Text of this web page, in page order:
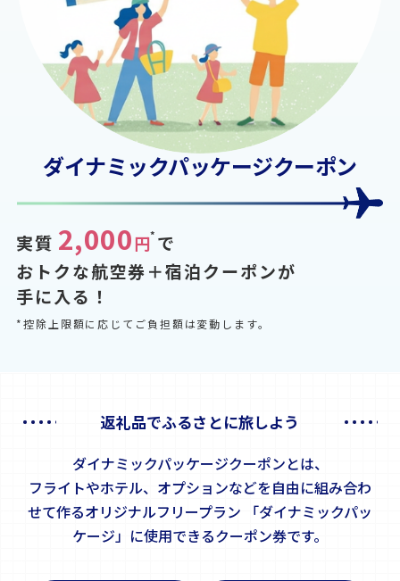
ダイナミックパッケージクーポン
実質 2,000円* で
おトクな航空券＋宿泊クーポンが
手に入る！
*控除上限額に応じてご負担額は変動します。
返礼品でふるさとに旅しよう
ダイナミックパッケージクーポンとは、
フライトやホテル、オプションなどを自由に組み合わ
せて作るオリジナルフリープラン 「ダイナミックパッ
ケージ」に使用できるクーポン券です。